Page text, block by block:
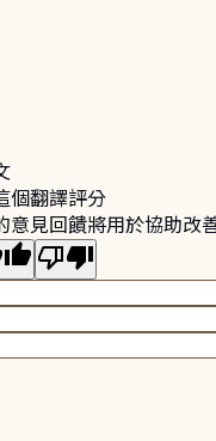
個翻譯評分
意見回饋將用於協助改